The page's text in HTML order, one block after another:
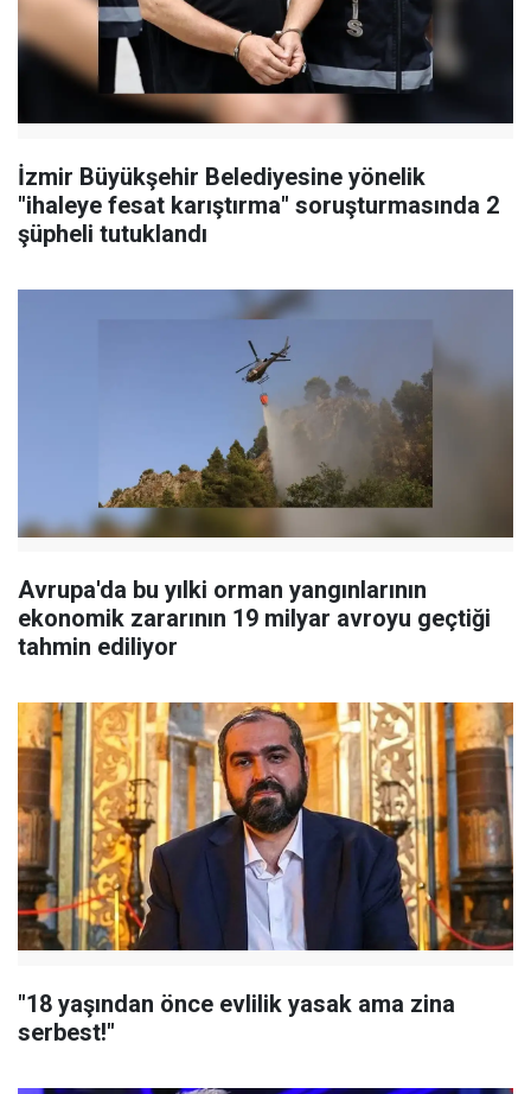
İzmir Büyükşehir Belediyesine yönelik
"ihaleye fesat karıştırma" soruşturmasında 2
şüpheli tutuklandı
Avrupa'da bu yılki orman yangınlarının
ekonomik zararının 19 milyar avroyu geçtiği
tahmin ediliyor
"18 yaşından önce evlilik yasak ama zina
serbest!"